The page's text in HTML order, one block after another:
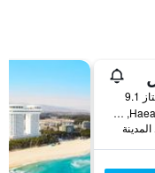
9.1
2, Haean-ro 406beon-gil, كانغنونغ, كوريا الجنوبية